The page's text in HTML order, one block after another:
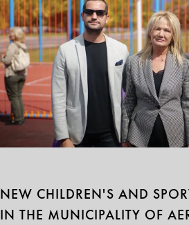
NEW CHILDREN'S AND
IN THE MUNICIPALITY OF